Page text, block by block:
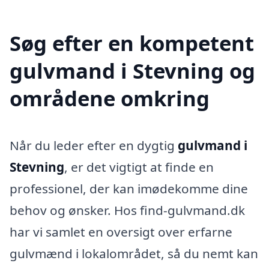
Søg efter en kompetent
gulvmand i Stevning og
områdene omkring
Når du leder efter en dygtig gulvmand i
Stevning, er det vigtigt at finde en
professionel, der kan imødekomme dine
behov og ønsker. Hos find-gulvmand.dk
har vi samlet en oversigt over erfarne
gulvmænd i lokalområdet, så du nemt kan